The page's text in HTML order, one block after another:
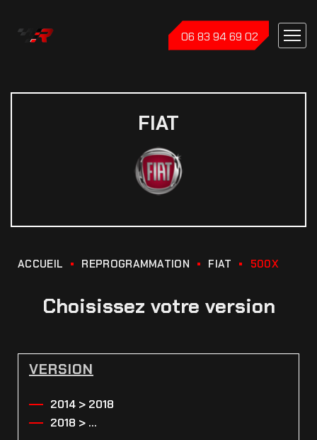
06 83 94 69 02
FIAT
ACCUEIL REPROGRAMMATION FIAT 500X
Choisissez votre version
VERSION
2014 > 2018
2018 > ...